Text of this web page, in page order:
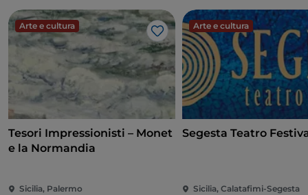
Arte e cultura
Like
Tesori Impressionisti – Monet
e la Normandia
Sicilia, Palermo
Arte e cultura
Segesta Teatro
Sicilia, Calatafimi-Segesta